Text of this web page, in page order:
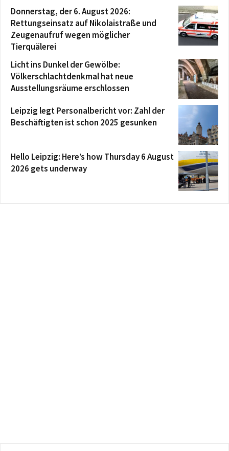
Donnerstag, der 6. August 2026:
Rettungseinsatz auf Nikolaistraße und
Zeugenaufruf wegen möglicher
Tierquälerei
Licht ins Dunkel der Gewölbe:
Völkerschlachtdenkmal hat neue
Ausstellungsräume erschlossen
Leipzig legt Personalbericht vor: Zahl der
Beschäftigten ist schon 2025 gesunken
Hello Leipzig: Here’s how Thursday 6 August
2026 gets underway